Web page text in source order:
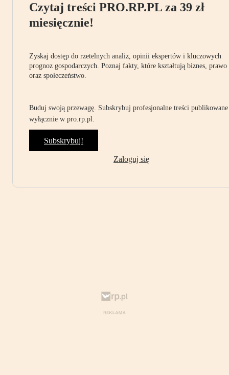
Czytaj treści PRO.RP.PL za 39 zł
miesięcznie!
Zyskaj dostęp do rzetelnych analiz, opinii ekspertów i kluczowych
prognoz gospodarczych. Poznaj fakty, które kształtują biznes, prawo
oraz społeczeństwo.
Buduj swoją przewagę. Subskrybuj profesjonalne treści publikowane
wyłącznie w pro.rp.pl.
Subskrybuj!
Zaloguj się